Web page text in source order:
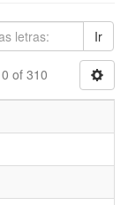
Ir
of 310